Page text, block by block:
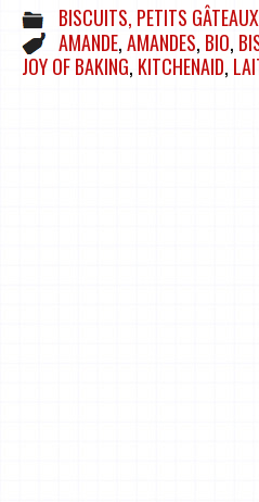
BISCUITS, PETITS
AMANDE,AMANDES, BIO,
JOY OF BAKING, KITCHENAID,